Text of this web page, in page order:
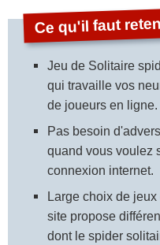
Jeu de Solitaire
qui travaille vos
de joueurs en ligne.
Pas besoin
quand vous voulez
connexion internet.
Large choix de
site propose
dont le spider